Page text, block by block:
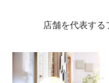
店舗を代表する